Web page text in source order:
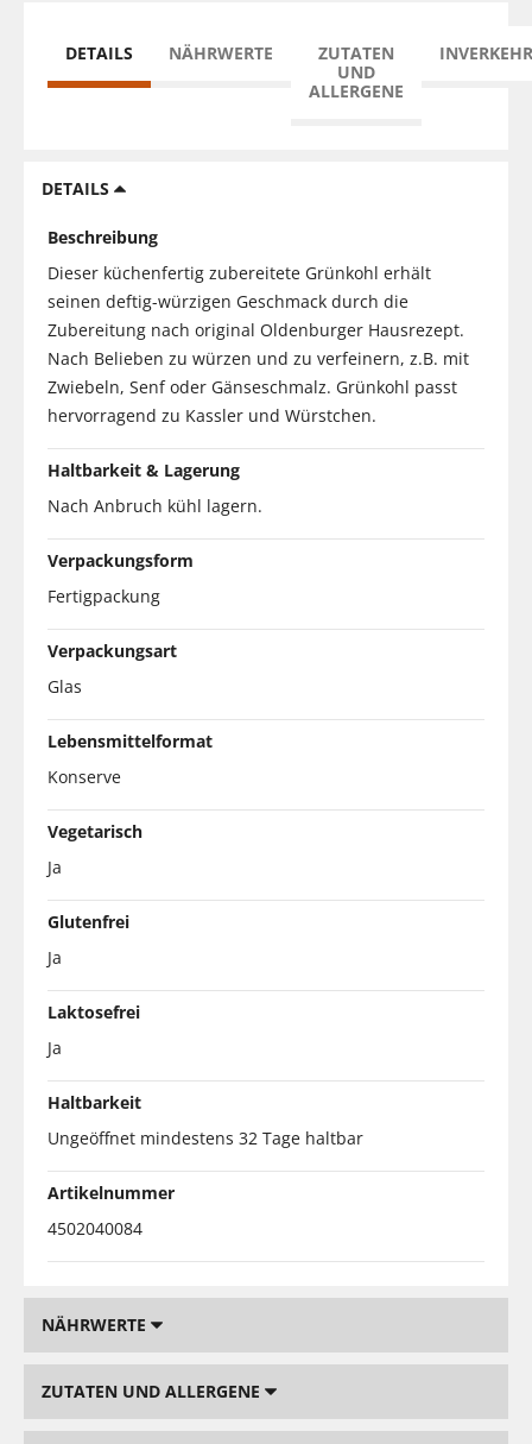
DETAILS NÄHRWERTE
ZUTATEN
UND
ALLERGENE
DETAILS
Beschreibung
Dieser küchenfertig zubereitete Grünkohl erhält
seinen deftig-würzigen Geschmack durch die
Zubereitung nach original Oldenburger Hausrezept.
Nach Belieben zu würzen und zu verfeinern, z.B. mit
Zwiebeln, Senf oder Gänseschmalz. Grünkohl passt
hervorragend zu Kassler und Würstchen.
Haltbarkeit & Lagerung
Nach Anbruch kühl lagern.
Verpackungsform
Fertigpackung
Verpackungsart
Glas
Lebensmittelformat
Konserve
Vegetarisch
Ja
Glutenfrei
Ja
Laktosefrei
Ja
Haltbarkeit
Ungeöffnet mindestens 32 Tage haltbar
Artikelnummer
4502040084
NÄHRWERTE
ZUTATEN UND ALLERGENE